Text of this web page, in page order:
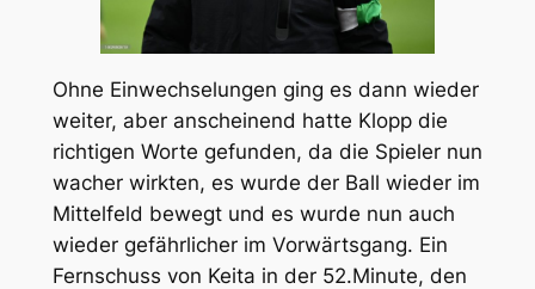
Ohne Einwechselungen ging es dann wieder
weiter, aber anscheinend hatte Klopp die
richtigen Worte gefunden, da die Spieler nun
wacher wirkten, es wurde der Ball wieder im
Mittelfeld bewegt und es wurde nun auch
wieder gefährlicher im Vorwärtsgang. Ein
Fernschuss von Keita in der 52.Minute, den